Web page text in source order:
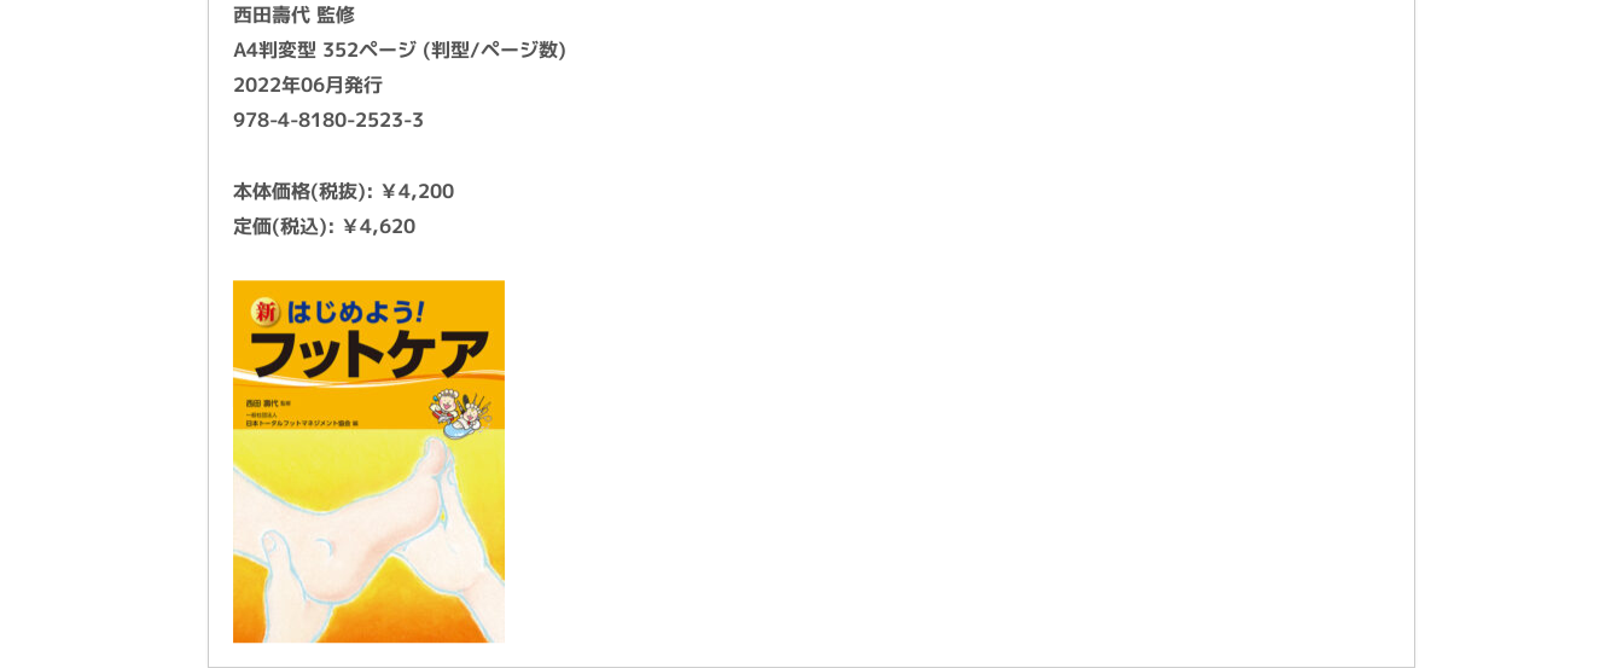
西田壽代 監修
A4判変型 352ページ (判型/ページ数)
2022年06月発行
978-4-8180-2523-3
本体価格(税抜): ￥4,200
定価(税込): ￥4,620